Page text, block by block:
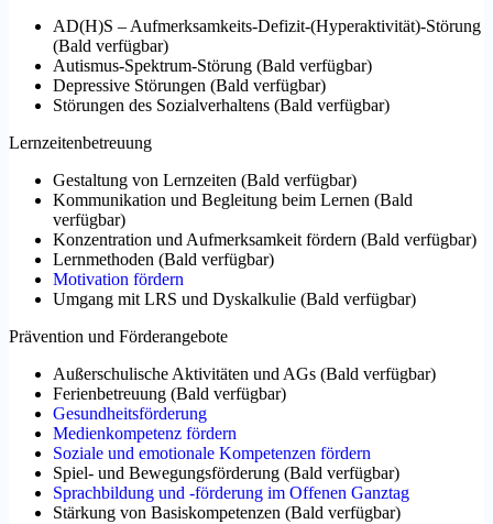
AD(H)S – Aufmerksamkeits-Defizit-(Hyperaktivität)-Störung
(Bald verfügbar)
Autismus-Spektrum-Störung (Bald verfügbar)
Depressive Störungen (Bald verfügbar)
Störungen des Sozialverhaltens (Bald verfügbar)
Lernzeitenbetreuung
Gestaltung von Lernzeiten (Bald verfügbar)
Kommunikation und Begleitung beim Lernen (Bald
verfügbar)
Konzentration und Aufmerksamkeit fördern (Bald verfügbar)
Lernmethoden (Bald verfügbar)
Motivation fördern
Umgang mit LRS und Dyskalkulie (Bald verfügbar)
Prävention und Förderangebote
Außerschulische Aktivitäten und AGs (Bald verfügbar)
Ferienbetreuung (Bald verfügbar)
Gesundheitsförderung
Medienkompetenz fördern
Soziale und emotionale Kompetenzen fördern
Spiel- und Bewegungsförderung (Bald verfügbar)
Sprachbildung und -förderung im Offenen Ganztag
Stärkung von Basiskompetenzen (Bald verfügbar)